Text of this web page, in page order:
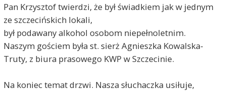
Pan Krzysztof twierdzi, że był świadkiem jak w jednym
ze szczecińskich lokali,
był podawany alkohol osobom niepełnoletnim.
Naszym gościem była st. sierż Agnieszka Kowalska-
Truty, z biura prasowego KWP w Szczecinie.
Na koniec temat drzwi. Nasza słuchaczka usiłuje,